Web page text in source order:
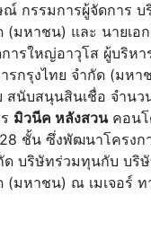
กรรมการผู้จัดการ บ
(มหาชน) และ นายเอ
ารใหญ่อาวุโส ผู้บริหา
กรุงไทย จำกัด (มหา
สนับสนุนสินเชื่อ จำนว
มิวนีค หลังสวนคอนโ
ชั้น ซึ่งพัฒนาโครงก
กัด บริษัทร่วมทุนกับ บริ
(มหาชน) ณ เมเจอร์ ทา